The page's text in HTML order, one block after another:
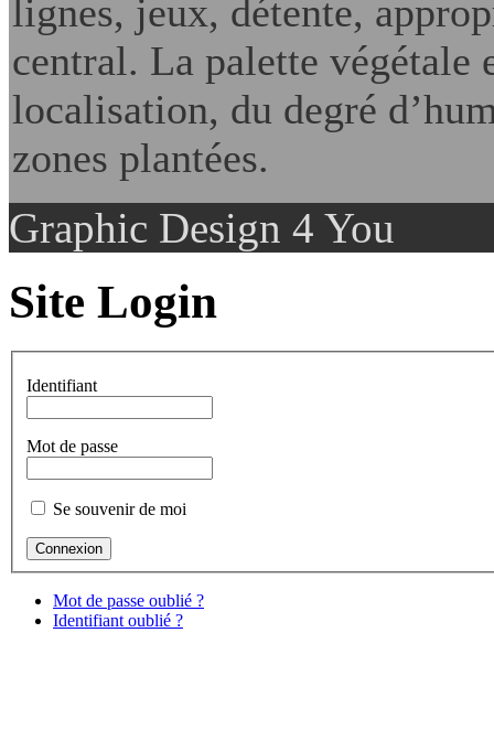
lignes, jeux, détente,
central. La palette végétale
localisation, du degré
zones plantées.
Graphic Design 4 You
Site Login
Identifiant
Mot de passe
Se souvenir de moi
Mot de passe oublié ?
Identifiant oublié ?